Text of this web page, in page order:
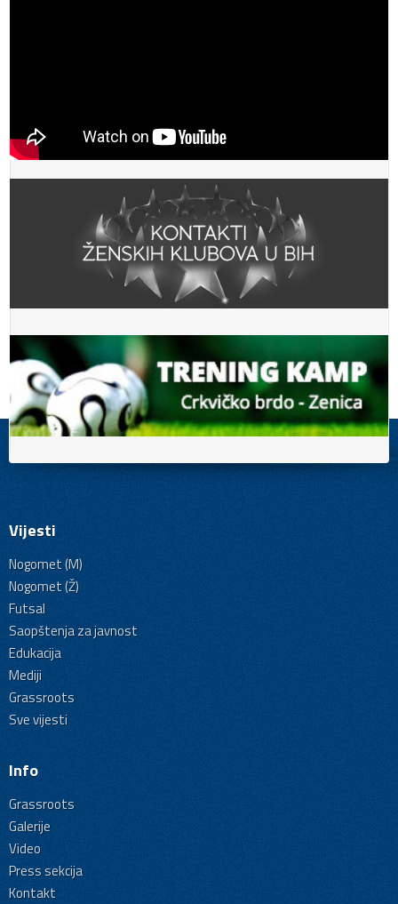
Vijesti
Nogomet (M)
Nogomet (Ž)
Futsal
Saopštenja za javnost
Edukacija
Mediji
Grassroots
Sve vijesti
Info
Grassroots
Galerije
Video
Press sekcija
Kontakt